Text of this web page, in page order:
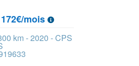
mois
km - 2020 - CPS